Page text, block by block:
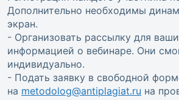
Дополнительно необходимы
экран.
- Организовать рассылку для
информацией о вебинаре. Они
индивидуально.
- Подать заявку в свободной
на metodolog@antiplagiat.ru на